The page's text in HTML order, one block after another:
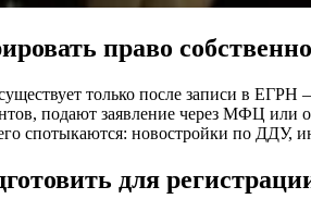
право
только после записи в
подают заявление через МФЦ или
спотыкаются: новостройки по ДДУ,
для